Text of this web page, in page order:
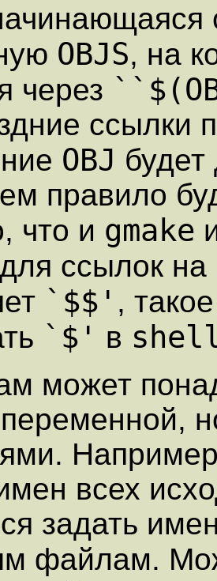
OBJS, на
через
ссылки
OBJ
правило
что и gmake
ссылок
`$$' ,
`$' в
может
всех
задать
файлам.